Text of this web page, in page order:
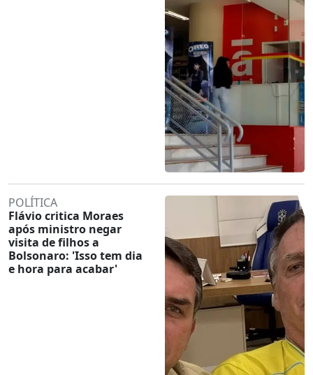
POLÍTICA
Flávio critica Moraes
após ministro negar
visita de filhos a
Bolsonaro: 'Isso tem dia
e hora para acabar'